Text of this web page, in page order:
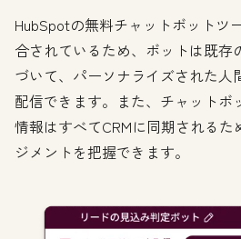
HubSpotの無料チャットボットツ
合されているため、ボットは既存
づいて、パーソナライズされた人
配信できます。また、チャットボ
情報はすべてCRMに同期される
ジメントを把握できます。